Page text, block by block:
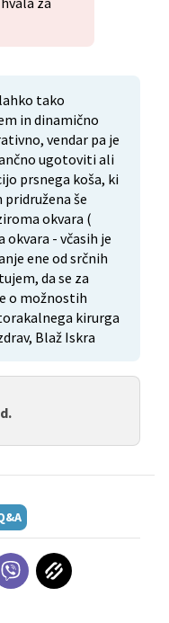
tako
in dinamično
vendar pa je
ugotoviti ali
prsnega koša, ki
še
okvara (
okvara - včasih je
ene od srčnih
da se za
o možnostih
kirurga
Blaž Iskra